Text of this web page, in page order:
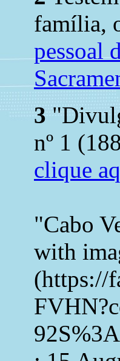
família,
pessoal
3
nº 1
clique
"Cabo
with
(https://